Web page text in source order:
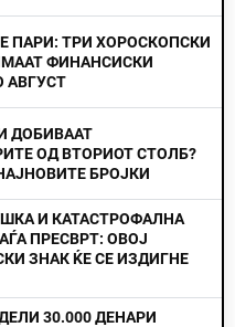
ПАРИ: ТРИ ХОРОСКОПСКИ
ФИНАНСИСКИ
АВГУСТ
ДОБИВААТ
ОД ВТОРИОТ СТОЛБ?
БРОЈКИ
И КАТАСТРОФАЛНА
ПРЕСВРТ: ОВОЈ
ЗНАК ЌЕ СЕ ИЗДИГНЕ
30.000 ДЕНАРИ